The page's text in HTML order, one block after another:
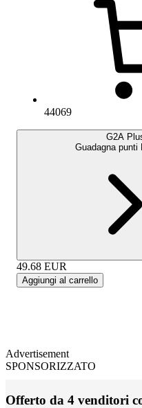
44069
G2A
Guadagna punti
49.68 EUR
Aggiungi al carrello
Advertisement
SPONSORIZZATO
Offerto da 4 venditori